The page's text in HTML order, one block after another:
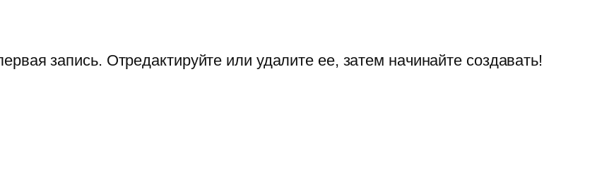
запись. Отредактируйте или удалите ее, затем начинайте создавать!